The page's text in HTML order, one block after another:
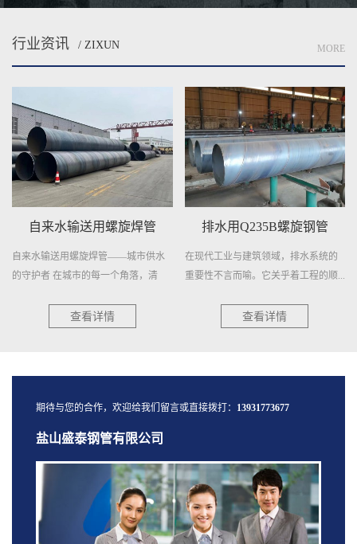
行业资讯 / ZIXUN MORE
自来水输送用螺旋焊管
自来水输送用螺旋焊管——城市供水
的守护者 在城市的每一个角落，清
查看详情
排水用Q235B螺旋钢管
在现代工业与建筑领域，排水系统的
重要性不言而喻。它关乎着工程的顺...
查看详情
期待与您的合作，欢迎给我们留言或直接拨打： 13931773677
盐山盛泰钢管有限公司